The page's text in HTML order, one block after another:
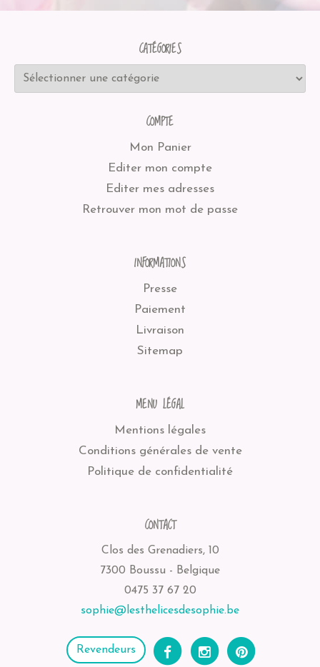
CATÉGORIES
COMPTE
Mon Panier
Editer mon compte
Editer mes adresses
Retrouver mon mot de passe
INFORMATIONS
Presse
Paiement
Livraison
Sitemap
MENU LÉGAL
Mentions légales
Conditions générales de vente
Politique de confidentialité
CONTACT
Clos des Grenadiers, 10
7300 Boussu - Belgique
0475 37 67 20
sophie@lesthelicesdesophie.be
Revendeurs